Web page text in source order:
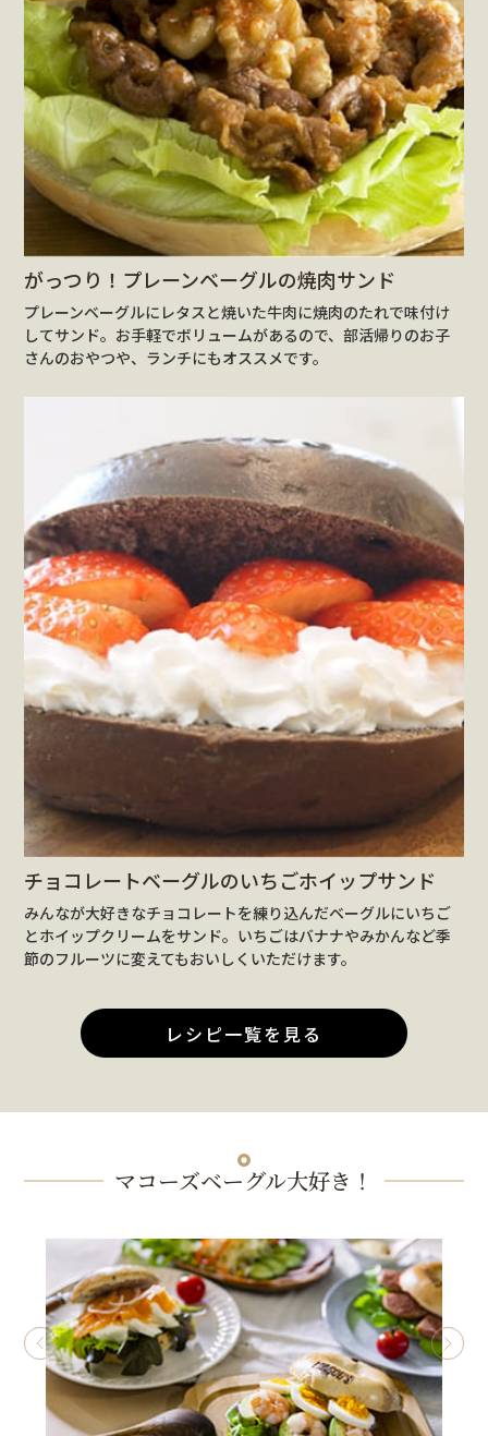
がっつり！プレーンベーグルの焼肉サンド
プレーンベーグルにレタスと焼いた牛肉に焼肉のたれで味付け
してサンド。お手軽でボリュームがあるので、部活帰りのお子
さんのおやつや、ランチにもオススメです。
チョコレートベーグルのいちごホイップサンド
みんなが大好きなチョコレートを練り込んだベーグルにいちご
とホイップクリームをサンド。いちごはバナナやみかんなど季
節のフルーツに変えてもおいしくいただけます。
レシピ一覧を見る
マコーズベーグル大好き！